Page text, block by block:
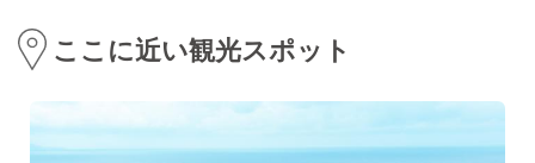
ここに近い観光スポット